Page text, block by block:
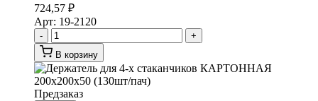
724,57 ₽
Арт: 19-2120
-
+
В корзину
Предзаказ